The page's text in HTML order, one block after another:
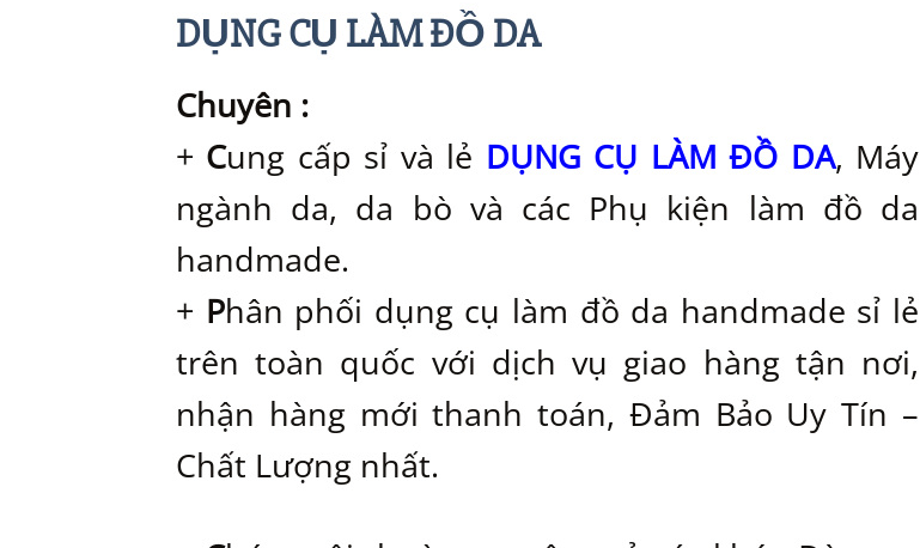
DỤNG CỤ LÀM ĐỒ DA
Chuyên :
+ Cung cấp sỉ và lẻ DỤNG CỤ LÀM ĐỒ DA, Máy
ngành da, da bò và các Phụ kiện làm đồ da
handmade.
+ Phân phối dụng cụ làm đồ da handmade sỉ lẻ
trên toàn quốc với dịch vụ giao hàng tận nơi,
nhận hàng mới thanh toán, Đảm Bảo Uy Tín –
Chất Lượng nhất.